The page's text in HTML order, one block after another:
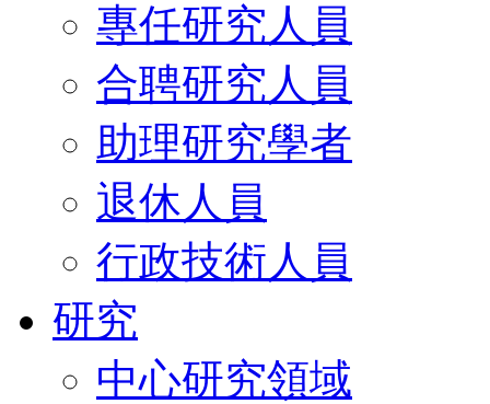
專任研究人員
合聘研究人員
助理研究學者
退休人員
行政技術人員
研究
中心研究領域